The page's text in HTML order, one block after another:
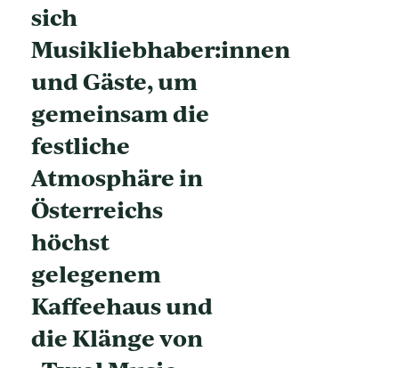
sich
Musikliebhaber:innen
und Gäste, um
gemeinsam die
festliche
Atmosphäre in
Österreichs
höchst
gelegenem
Kaffeehaus und
die Klänge von